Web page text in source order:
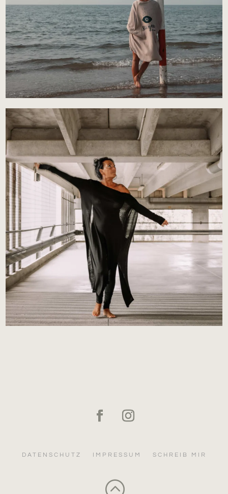
DATENSCHUTZ IMPRESSUM SCHREIB MIR
: